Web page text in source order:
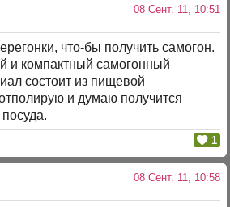
08 Сент. 11, 10:51
что-бы получить самогон.
и компактный самогонный
состоит из пищевой
и думаю получится
1
08 Сент. 11, 10:58